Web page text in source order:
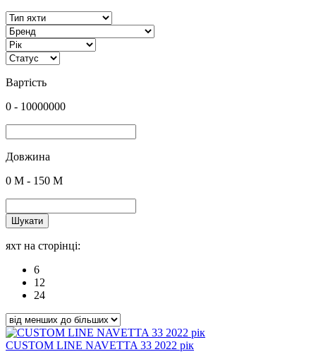
Вартість
0 - 10000000
Довжина
0 M - 150 M
Шукати
яхт на сторінці:
6
12
24
CUSTOM LINE NAVETTA 33 2022 рік